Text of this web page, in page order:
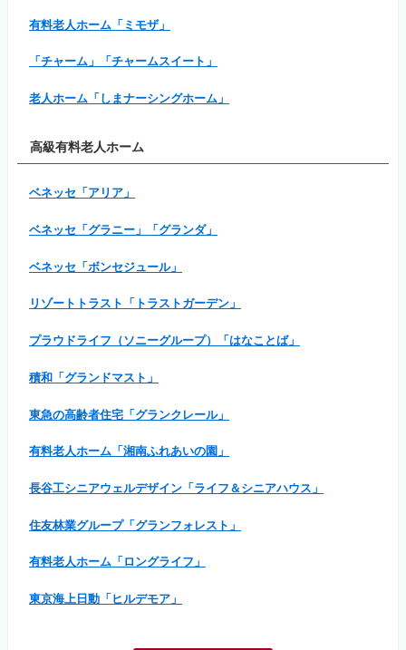
有料老人ホーム「ミモザ」
「チャーム」「チャームスイート」
老人ホーム「しまナーシングホーム」
高級有料老人ホーム
ベネッセ「アリア」
ベネッセ「グラニー」「グランダ」
ベネッセ「ボンセジュール」
リゾートトラスト「トラストガーデン」
プラウドライフ（ソニーグループ）「はなことば」
積和「グランドマスト」
東急の高齢者住宅「グランクレール」
有料老人ホーム「湘南ふれあいの園」
長谷工シニアウェルデザイン「ライフ＆シニアハウス」
住友林業グループ「グランフォレスト」
有料老人ホーム「ロングライフ」
東京海上日動「ヒルデモア」